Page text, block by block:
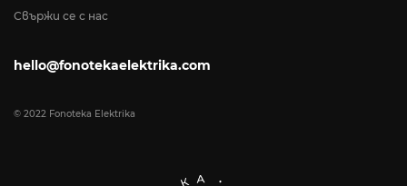
Свържи се с нас
hello@fonotekaelektrika.com
© 2022 Fonoteka Elektrika